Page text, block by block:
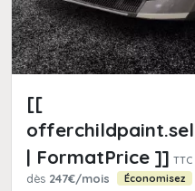
[[
| FormatPrice ]] TTC
dès 247€/mois Économisez